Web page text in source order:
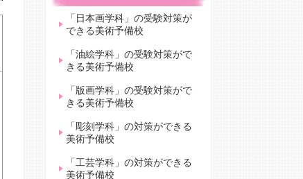
「日本画学科」の受験対策が
できる美術予備校
「油絵学科」の受験対策がで
きる美術予備校
「版画学科」の受験対策がで
きる美術予備校
「彫刻学科」の対策ができる
美術予備校
「工芸学科」の対策ができる
美術予備校